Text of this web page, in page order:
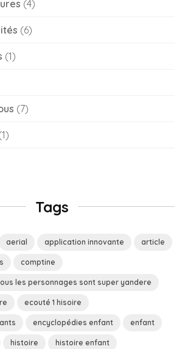
(4)
(6)
(1)
(7)
Tags
aerial application innovante article
comptine
les personnages sont super yandere
ecouté 1 hisoire
encyclopédies enfant enfant
histoire histoire enfant